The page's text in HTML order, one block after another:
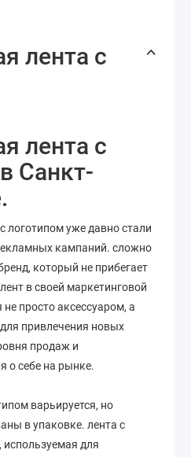
лента с
лента с
Санкт-
логотипом уже давно стали
кампаний. сложно
который не прибегает
в своей маркетинговой
просто аксессуаром, а
привлечения новых
продаж и
о себе на рынке.
варьируется, но
в упаковке. лента с
для